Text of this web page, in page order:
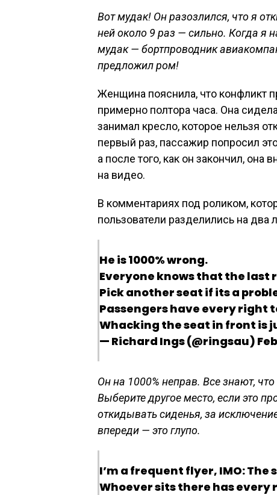
Вот мудак! Он разозлился, что я
ней около 9 раз — сильно. Когда я
мудак — бортпроводник
предложил ром!
Женщина пояснила, что конфликт
примерно полтора часа. Она
занимал кресло, которое нельзя
первый раз, пассажир попросил
а после того, как он закончил,
на видео.
В комментариях под роликом,
пользователи разделились на
He is 1000% wrong.
Everyone knows that the last
Pick another seat if its a
Passengers have every right
Whacking the seat in front is
— Richard Ings (@ringsau)
Он на 1000% неправ. Все знают,
Выберите другое место, если это
откидывать сиденья, за
впереди — это глупо.
I’m a frequent flyer, IMO:
Whoever sits there has